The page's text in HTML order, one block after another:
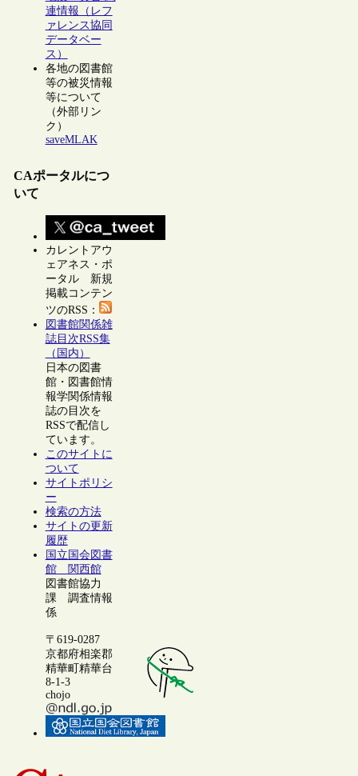
連情報（レフ
ァレンス協同
データベー
ス）
各地の図書館
等の被災情報
等について
（外部リン
ク）
saveMLAK
CAポータルにつ
いて
カレントアウ
ェアネス・ポ
ータル 新規
掲載コンテン
ツのRSS：
図書館関係雑
誌目次RSS集
（国内）
日本の図書
館・図書館情
報学関係情報
誌の目次を
RSSで配信し
ています。
このサイトに
ついて
サイトポリシ
ー
検索の方法
サイトの更新
履歴
国立国会図書
館 関西館
図書館協力
課 調査情報
係
〒619-0287
京都府相楽郡
精華町精華台
8-1-3
chojo